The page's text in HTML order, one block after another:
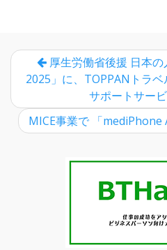
厚生労働省後援 日本
2025」に、TOPPANトラ
サポートサー
MICE事業で 「